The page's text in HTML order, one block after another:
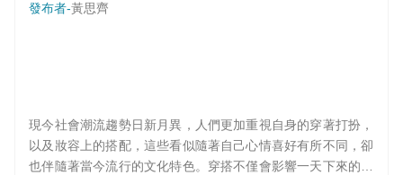
發布者-黃思齊
現今社會潮流趨勢日新月異，人們更加重視自身的穿著打扮，
以及妝容上的搭配，這些看似隨著自己心情喜好有所不同，卻
也伴隨著當今流行的文化特色。穿搭不僅會影響一天下來的心